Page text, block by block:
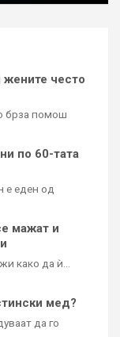
жените често
брза помош
по 60-тата
е еден од
мажат и
како да ѝ…
мед?
да го